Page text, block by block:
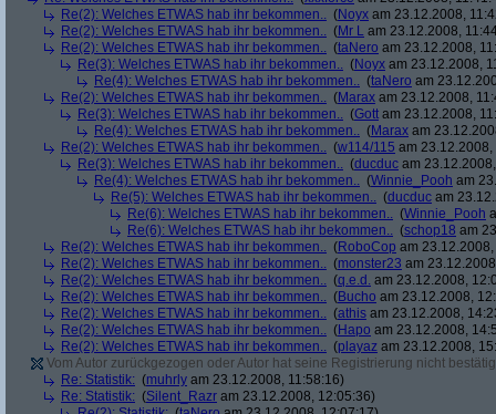
Re(2): Welches ETWAS hab ihr bekommen.. (Noyx am 23.12.2008,
Re(2): Welches ETWAS hab ihr bekommen.. (Mr L am 23.12.2008,
Re(2): Welches ETWAS hab ihr bekommen.. (taNero am 23.12.2008,
Re(3): Welches ETWAS hab ihr bekommen.. (Noyx am 23.12.2008,
Re(4): Welches ETWAS hab ihr bekommen.. (taNero am
Re(2): Welches ETWAS hab ihr bekommen.. (Marax am 23.12.2008,
Re(3): Welches ETWAS hab ihr bekommen.. (Gott am 23.12.2008,
Re(4): Welches ETWAS hab ihr bekommen.. (Marax am
Re(2): Welches ETWAS hab ihr bekommen.. (w114/115 am 23.12.2008,
Re(3): Welches ETWAS hab ihr bekommen.. (ducduc am
Re(4): Welches ETWAS hab ihr bekommen.. (Winnie_Pooh am
Re(5): Welches ETWAS hab ihr bekommen.. (ducduc am
Re(6): Welches ETWAS hab ihr bekommen.. (Winnie_Pooh
Re(6): Welches ETWAS hab ihr bekommen.. (schop18 am
Re(2): Welches ETWAS hab ihr bekommen.. (RoboCop am
Re(2): Welches ETWAS hab ihr bekommen.. (monster23 am
Re(2): Welches ETWAS hab ihr bekommen.. (q.e.d. am 23.12.2008,
Re(2): Welches ETWAS hab ihr bekommen.. (Bucho am 23.12.2008,
Re(2): Welches ETWAS hab ihr bekommen.. (athis am 23.12.2008,
Re(2): Welches ETWAS hab ihr bekommen.. (Hapo am 23.12.2008,
Re(2): Welches ETWAS hab ihr bekommen.. (playaz am 23.12.2008,
Vom Autor zurückgezogen oder Autor hat seine Registrierung nicht
Re: Statistik: (muhrly am 23.12.2008, 11:58:16)
Re: Statistik: (Silent_Razr am 23.12.2008, 12:05:36)